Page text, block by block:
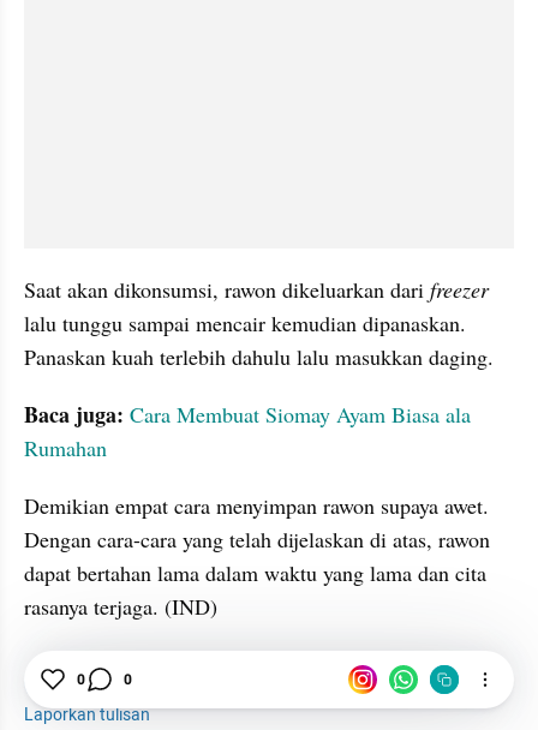
Saat akan dikonsumsi, rawon dikeluarkan dari
freezer
lalu tunggu sampai mencair kemudian dipanaskan.
Panaskan kuah terlebih dahulu lalu masukkan daging.
Baca juga: Cara Membuat Siomay Ayam Biasa ala
Rumahan
Demikian empat cara menyimpan rawon supaya awet.
Dengan cara-cara yang telah dijelaskan di atas, rawon
dapat bertahan lama dalam waktu yang lama dan cita
rasanya terjaga. (IND)
Rawon
Laporkan tulisan
0 0